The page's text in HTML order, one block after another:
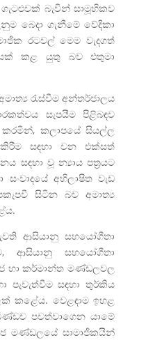
බැවින් සාමූහිකව
බෙදා ගැනීමේ වේදිකා
රටවල් මෙම වැදගත්
කළ යුතු බව එතුමා
රැස්වීම අන්තර්ජාලය
සැපයීම පිළිබඳව
කරමින්, කලාපයේ සියල්ල
සඳහා වන එක්සත්
සඳහා වූ න්‍යාය පත්‍රයට
අභිලාෂිත වැඩ
සිටින බව අමාත්‍ය
ආසියානු සහයෝගීතා
ආසියානු සහයෝගීතා
හා කර්මාන්ත මණ්ඩලවල
පැවැත්වීම සඳහා තුර්කිය
කළේය. වෙළඳාම ඉහළ
පවත්වාගෙන යාමේ
මණ්ඩලයේ සාමාජිකයින්